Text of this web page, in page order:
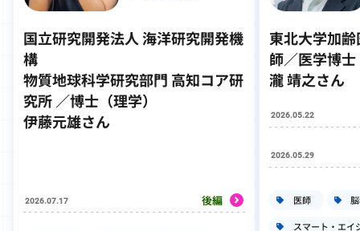
国立研究開発法人 海洋研究開発機
構
物質地球科学研究部門 高知コア研
究所 ／博士（理学）
伊藤元雄さん
2026.07.17 後編
東北大学加
師／医学博士
瀧 靖之さん
2026.05.22
2026.05.29
医師
スマート・エイ